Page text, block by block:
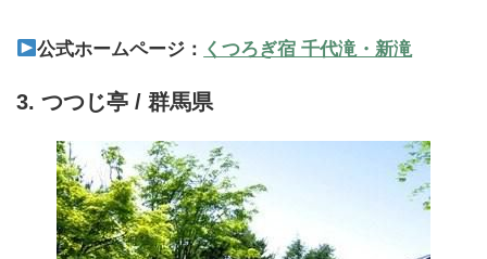
公式ホームページ： くつろぎ宿 千代滝・新滝
3. つつじ亭 / 群馬県